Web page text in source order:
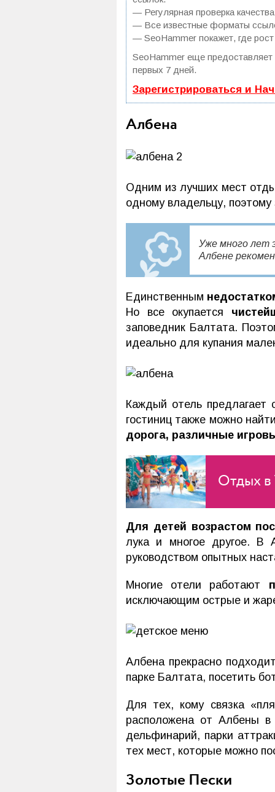
— Регулярная проверка
— Все известные форматы
— SeoHammer покажет, где
SeoHammer еще
первых 7 дней.
Зарегистрироваться и
Албена
Одним из лучших мест
одному владельцу,
Уже много лет
Албене
Единственным
Но все окупается
заповедник Балтата.
идеально для купания
Каждый отель предлагает
гостиниц также можно
дорога, различные
Отдых в
Для детей возрастом
лука и многое другое. В
руководством опытных
Многие отели работают
исключающим острые и
Албена прекрасно
парке Балтата, посетить
Для тех, кому связка
расположена от Албены в
дельфинарий, парки
тех мест, которые можно
Золотые Пески